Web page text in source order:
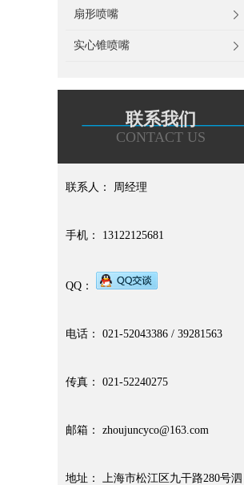
扇形喷嘴
实心锥喷嘴
联系我们
CONTACT US
联系人： 周经理
手机： 13122125681
QQ：
电话： 021-52043386 / 39281563
传真： 021-52240275
邮箱： zhoujuncyco@163.com
地址： 上海市松江区九干路280号泗